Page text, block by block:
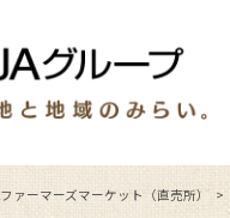
ァーマーズマーケット（直売所）